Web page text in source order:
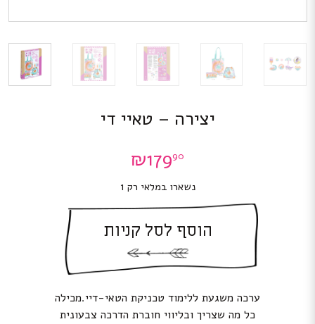
יצירה – טאיי די
₪17990
נשארו במלאי רק 1
הוסף לסל קניות
ערכה משגעת ללימוד טכניקת הטאי-דיי.מכילה
כל מה שצריך ובליווי חוברת הדרכה צבעונית